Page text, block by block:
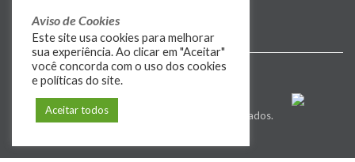
Política de Privacidade
© 2009-2026 MIDIASIM . Todos os direitos reservados.
Aviso de Cookies
Este site usa cookies para melhorar
sua experiência. Ao clicar em "Aceitar"
você concorda com o uso dos cookies
e políticas do site.
Aceitar todos